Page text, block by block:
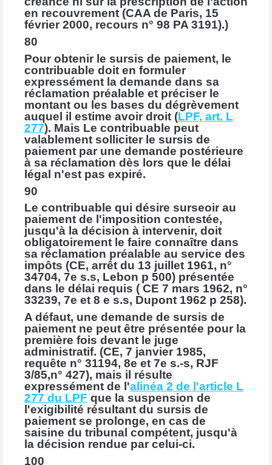
en recouvrement (CAA de Paris, 15
février 2000, recours n° 98 PA 3191).)
80
Pour obtenir le sursis de paiement, le
contribuable doit en formuler
expressément la demande dans sa
réclamation préalable et préciser le
montant ou les bases du dégrèvement
auquel il estime avoir droit (LPF, art. L
277). Mais Le contribuable peut
valablement solliciter le sursis de
paiement par une demande postérieure
à sa réclamation dès lors que le délai
légal n'est pas expiré.
90
Le contribuable qui désire surseoir au
paiement de l'imposition contestée,
jusqu'à la décision à intervenir, doit
obligatoirement le faire connaître dans
sa réclamation préalable au service des
impôts (CE, arrêt du 13 juillet 1961, n°
34704, 7e s.s, Lebon p 500) présentée
dans le délai requis ( CE 7 mars 1962, n°
33239, 7e et 8 e s.s, Dupont 1962 p 258).
A défaut, une demande de sursis de
paiement ne peut être présentée pour la
première fois devant le juge
administratif. (CE, 7 janvier 1985,
requête n° 31194, 8e et 7e s.-s, RJF
3/85,n° 427), mais il résulte
expressément de l'alinéa 2 de l'article L
277 du LPF que la suspension de
l'exigibilité résultant du sursis de
paiement se prolonge, en cas de
saisine du tribunal compétent, jusqu'à
la décision rendue par celui-ci.
100